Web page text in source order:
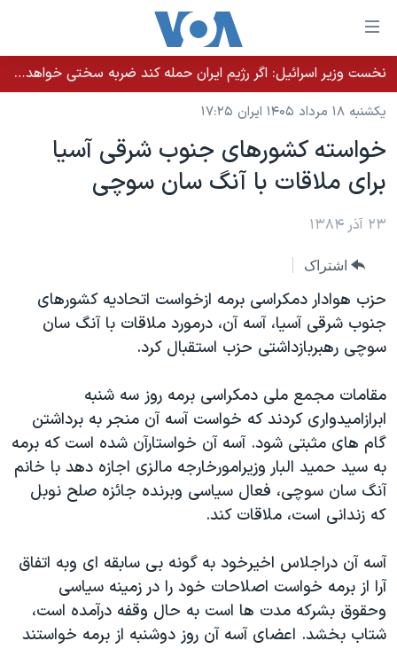
لینکهای
قابل
دسترسی
جهش
محتوای
اصلی
جهش
به
اصلی
جهش
به
جستجو
خانه
نسخه سبک وب‌سایت
موضوع ها
ایران
آمریکا
گزیده‌ها
ویژه برنامه‌ها
فرهنگ و زندگی
حقوق شهروندی
اقتصادی
علم و فناوری
گالری عکس
آرشیو پخش زنده
برنامه های تلویزیونی
جدول برنامه ها
صفحه‌های ویژه
عملیات خشم حماسی
۲۵۰سالگی آمریکا
مستندها
انتخابات ریاست جمهوری آمریکا ۲۰۲۴
حمله جمهوری اسلامی به اسرائیل
رمز مهسا
اعتراضات زن، زندگی، آزادی
مجموعه مستندهای دادخواهی
تریبونال مردمی آبان ۹۸
پخش رادیویی
یادگیری زبان انگلیسی
دنبال کنید
نخست وزیر اسرائيل: اگر رژیم ایران حمله کند ضربه سختی خواهد خورد
یکشنبه ۱۸ مرداد ۱۴۰۵ ایران ۱۷:۲۵
خواسته کشورهای جنوب شرقی آسيا
برای ملاقات با آنگ سان سوچی
۲۳ آذر ۱۳۸۴
اشتراک
حزب هوادار دمکراسی برمه ازخواست اتحاديه کشورهای
جنوب شرقی آسيا، آسه آن، درمورد ملاقات با آنگ سان
سوچی رهبربازداشتی حزب استقبال کرد.
مقامات مجمع ملی دمکراسی برمه روز سه شنبه
ابرازاميدواری کردند که خواست آسه آن منجر به برداشتن
گام های مثبتی شود. آسه آن خواستارآن شده است که برمه
به سيد حميد البار وزيرامورخارجه مالزی اجازه دهد با خانم
آنگ سان سوچی، فعال سياسی وبرنده جائزه صلح نوبل
که زندانی است، ملاقات کند.
آسه آن دراجلاس اخيرخود به گونه بی سابقه ای وبه اتفاق
آرا از برمه خواست اصلاحات خود را در زمينه سياسی
وحقوق بشرکه مدت ها است به حال وقفه درآمده است،
شتاب بخشد. اعضای آسه آن روز دوشنبه از برمه خواستند